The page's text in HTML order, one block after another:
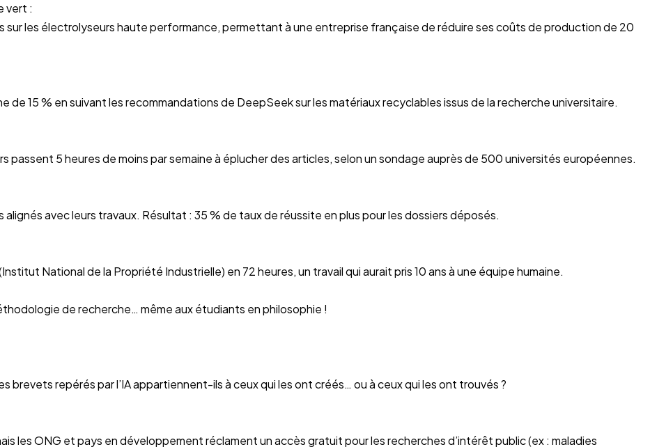
vert :
sur les électrolyseurs haute performance, permettant à une entreprise française de réduire ses coûts de production de 20
de 15 % en suivant les recommandations de DeepSeek sur les matériaux recyclables issus de la recherche universitaire.
passent 5 heures de moins par semaine à éplucher des articles, selon un sondage auprès de 500 universités européennes.
avec leurs travaux. Résultat : 35 % de taux de réussite en plus pour les dossiers déposés.
National de la Propriété Industrielle) en 72 heures, un travail qui aurait pris 10 ans à une équipe humaine.
de recherche… même aux étudiants en philosophie !
brevets repérés par l’IA appartiennent-ils à ceux qui les ont créés… ou à ceux qui les ont trouvés ?
les ONG et pays en développement réclament un accès gratuit pour les recherches d’intérêt public (ex : maladies